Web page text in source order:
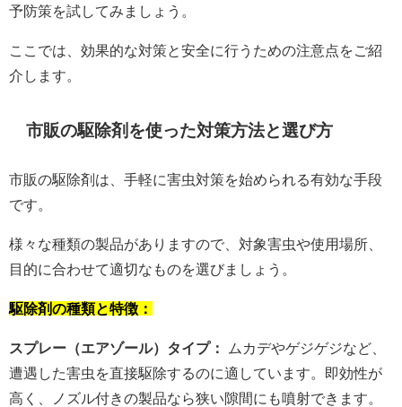
予防策を試してみましょう。
ここでは、効果的な対策と安全に行うための注意点をご紹
介します。
市販の駆除剤を使った対策方法と選び方
市販の駆除剤は、手軽に害虫対策を始められる有効な手段
です。
様々な種類の製品がありますので、対象害虫や使用場所、
目的に合わせて適切なものを選びましょう。
駆除剤の種類と特徴：
スプレー（エアゾール）タイプ：
ムカデやゲジゲジなど、
遭遇した害虫を直接駆除するのに適しています。即効性が
高く、ノズル付きの製品なら狭い隙間にも噴射できます。